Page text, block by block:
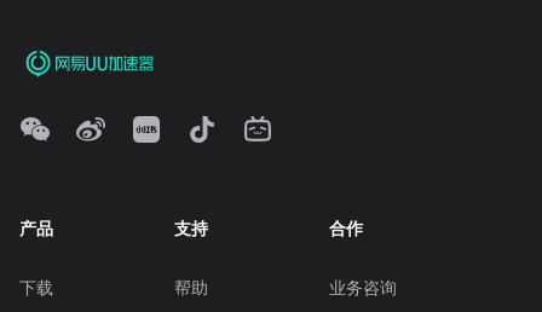
产品
下载
支持
帮助
合作
业务咨询